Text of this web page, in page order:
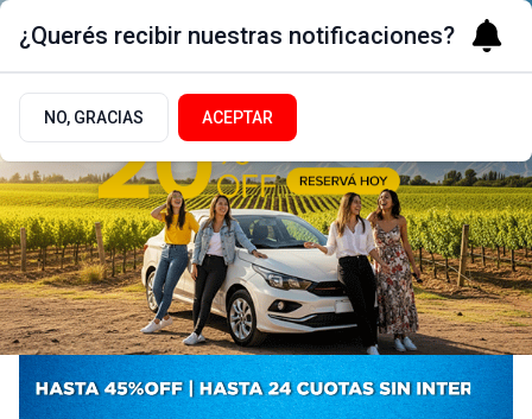
¿Querés recibir nuestras notificaciones?
NO, GRACIAS ACEPTAR